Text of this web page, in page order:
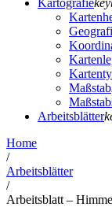
Kartografie
Maßstab
Arbeitsblätter
Home
/
Arbeitsblätter
/
Arbeitsblatt –